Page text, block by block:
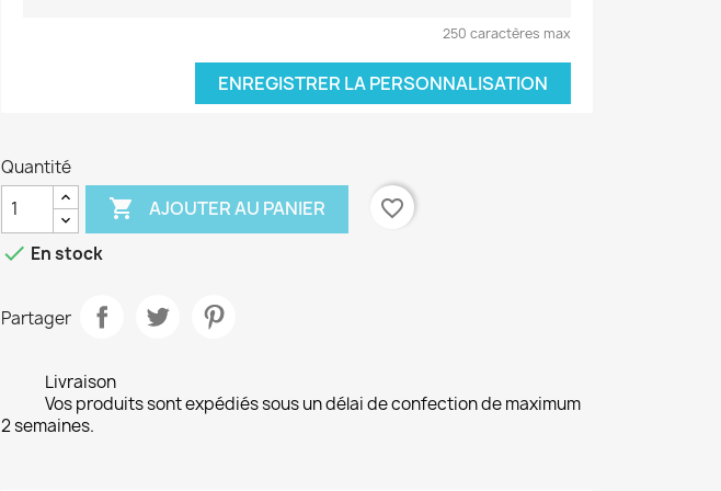
250 caractères max
ENREGISTRER LA PERSONNALISATION
Quantité
 AJOUTER AU PANIER
favorite_border
 En stock
Partager
Livraison
Vos produits sont expédiés sous un délai de confection de maximum
2 semaines.